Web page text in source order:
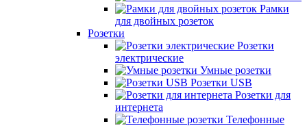
Рамки
для двойных розеток
Розетки
Розетки
электрические
Умные розетки
Розетки USB
Розетки для
интернета
Телефонные